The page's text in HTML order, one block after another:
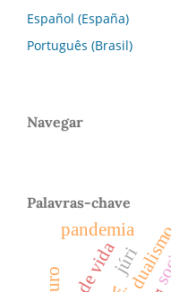
Español (España)
Português (Brasil)
Navegar
Palavras-chave
pandemia
júri